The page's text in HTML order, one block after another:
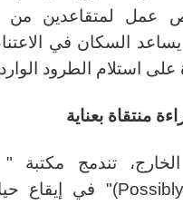
عمل لمتقاعدين من
يساعد السكان في
استلام الطرود
منتقاة بعناية
تندمج مكتبة "
)" في إيقاع